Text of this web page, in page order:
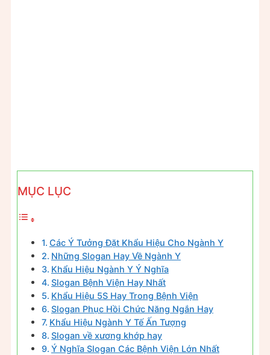
MỤC LỤC
Các Ý Tưởng Đặt Khẩu Hiệu Cho Ngành Y
Những Slogan Hay Về Ngành Y
Khẩu Hiệu Ngành Y Ý Nghĩa
Slogan Bệnh Viện Hay Nhất
Khẩu Hiệu 5S Hay Trong Bệnh Viện
Slogan Phục Hồi Chức Năng Ngắn Hay
Khẩu Hiệu Ngành Y Tế Ấn Tượng
Slogan về xương khớp hay
Ý Nghĩa Slogan Các Bệnh Viện Lớn Nhất